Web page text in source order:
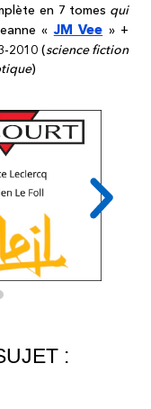
en 7 tomes qui
«JM Vee » +
2010 (science fiction
)
: